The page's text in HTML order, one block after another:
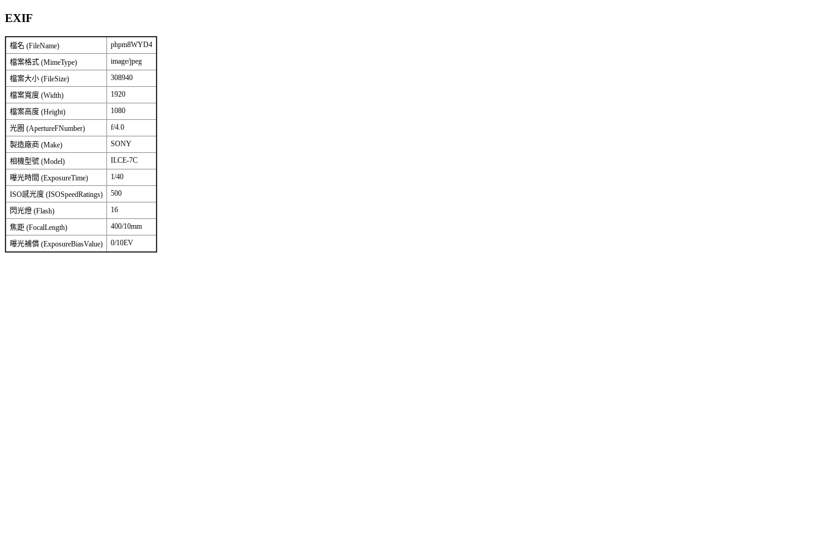
EXIF
檔名 (FileName) phpm8WYD4
檔案格式 (MimeType) image/jpeg
檔案大小 (FileSize) 308940
檔案寬度 (Width) 1920
檔案高度 (Height) 1080
光圈 (ApertureFNumber) f/4.0
製造廠商 (Make) SONY
相機型號 (Model) ILCE-7C
曝光時間 (ExposureTime) 1/40
ISO感光度 (ISOSpeedRatings) 500
閃光燈 (Flash) 16
焦距 (FocalLength) 400/10mm
曝光補償 (ExposureBiasValue) 0/10EV